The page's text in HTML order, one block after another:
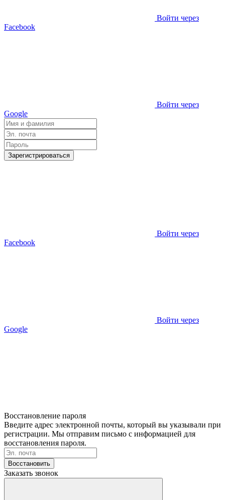
Войти через
Facebook
Войти через
Google
Зарегистрироваться
Войти через
Facebook
Войти через
Google
Восстановление пароля
Введите адрес электронной почты, который вы указывали при
регистрации. Мы отправим письмо с информацией для
восстановления пароля.
Восстановить
Заказать звонок